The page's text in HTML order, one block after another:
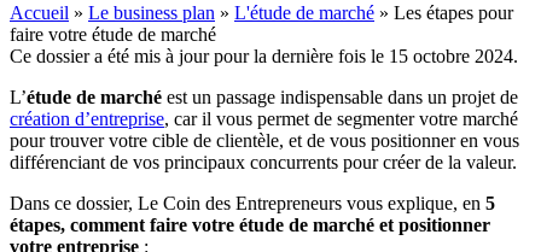
Accueil » Le business plan » L'étude de marché » Les étapes pour
faire votre étude de marché
Ce dossier a été mis à jour pour la dernière fois le 15 octobre 2024.
L’étude de marché est un passage indispensable dans un projet de
création d’entreprise, car il vous permet de segmenter votre marché
pour trouver votre cible de clientèle, et de vous positionner en vous
différenciant de vos principaux concurrents pour créer de la valeur.
Dans ce dossier, Le Coin des Entrepreneurs vous explique, en 5
étapes, comment faire votre étude de marché et positionner
votre entreprise :